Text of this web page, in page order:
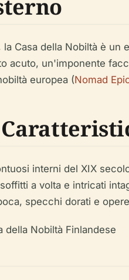
la Casa della Nobiltà è
acuto, un'imponente
europea (Nomad
interni del XIX
a volta e intricati
specchi dorati e